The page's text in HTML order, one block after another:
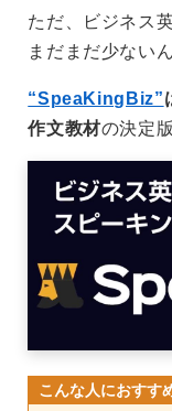
ただ、ビジネス
まだまだ少ない
“SpeaKingBiz”
作文教材の決定
こんな人におすす